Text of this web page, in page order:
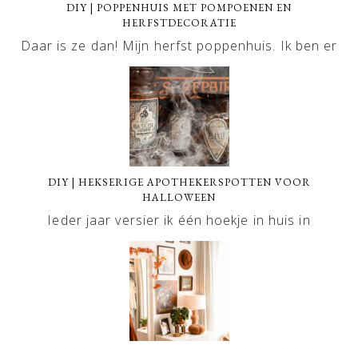
DIY | POPPENHUIS MET POMPOENEN EN
HERFSTDECORATIE
Daar is ze dan! Mijn herfst poppenhuis. Ik ben er
DIY | HEKSERIGE APOTHEKERSPOTTEN VOOR
HALLOWEEN
Ieder jaar versier ik één hoekje in huis in